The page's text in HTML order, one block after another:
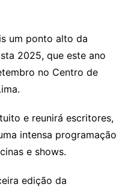
um ponto alto da
2025, que este ano
no Centro de
e reunirá escritores,
intensa programação
e shows.
edição da